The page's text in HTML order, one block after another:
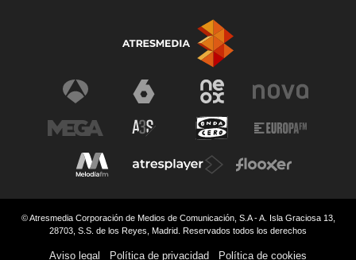
© Atresmedia Corporación de Medios de Comunicación, S.A - A. Isla Graciosa 13,
28703, S.S. de los Reyes, Madrid. Reservados todos los derechos
Aviso legal Política de privacidad Política de cookies